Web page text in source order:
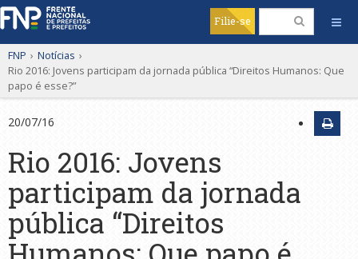
Filie-se
FNP › Notícias ›
Rio 2016: Jovens participam da jornada pública “Direitos Humanos: Que
papo é esse?”
20/07/16
Rio 2016: Jovens
participam da jornada
pública “Direitos